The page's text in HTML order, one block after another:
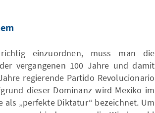
einzuordnen, muss man die
vergangenen 100 Jahre und damit
regierende Partido Revolucionario
dieser Dominanz wird Mexiko im
„perfekte Diktatur“ bezeichnet. Um